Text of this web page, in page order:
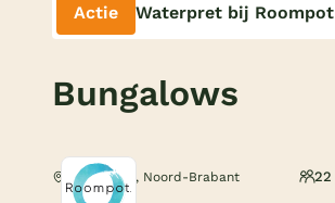
Actie Waterpret bij Roompot
Bungalows
Oosterhout, Noord-Brabant 22